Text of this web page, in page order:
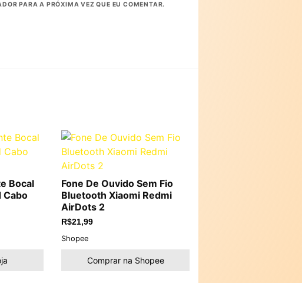
PARA A PRÓXIMA VEZ QUE EU COMENTAR.
Bocal
Cabo
Fone De Ouvido Sem Fio
Bluetooth Xiaomi Redmi
AirDots 2
R$21,99
Shopee
Comprar na Shopee